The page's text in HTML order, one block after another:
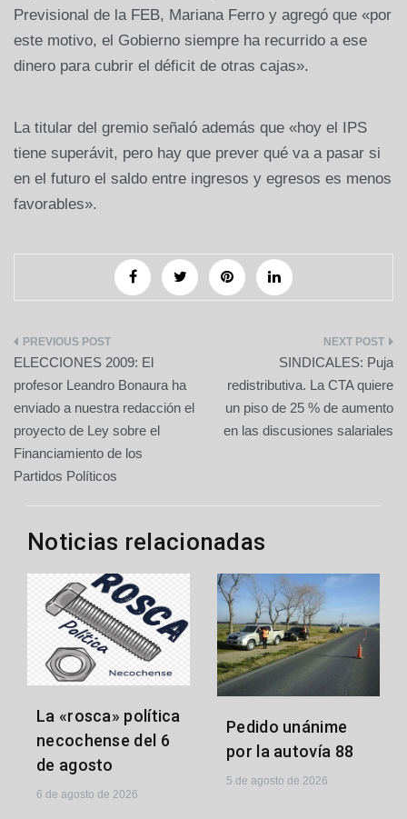
Previsional de la FEB, Mariana Ferro y agregó que «por
este motivo, el Gobierno siempre ha recurrido a ese
dinero para cubrir el déficit de otras cajas».
La titular del gremio señaló además que «hoy el IPS
tiene superávit, pero hay que prever qué va a pasar si
en el futuro el saldo entre ingresos y egresos es menos
favorables».
Navegación
de
entradas
ELECCIONES 2009: El
profesor Leandro Bonaura ha
enviado a nuestra redacción el
proyecto de Ley sobre el
Financiamiento de los
Partidos Políticos
SINDICALES: Puja
redistributiva. La CTA quiere
un piso de 25 % de aumento
en las discusiones salariales
Noticias relacionadas
La «rosca» política
necochense del 6
de agosto
6 de agosto de 2026
Pedido unánime
por la autovía 88
5 de agosto de 2026